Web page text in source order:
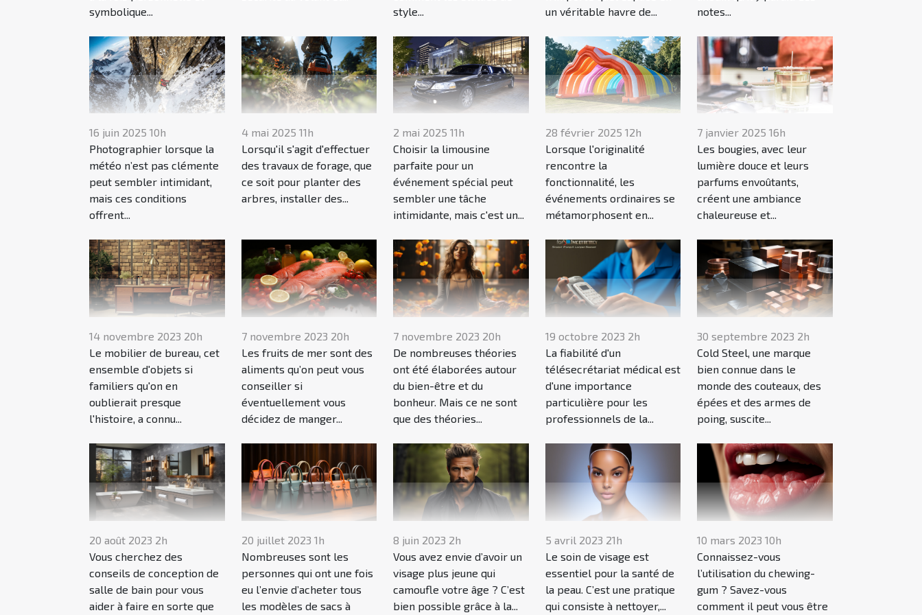
symbolique...
style...
un véritable havre de...
notes...
16 juin 2025 10h
Photographier lorsque la
météo n’est pas clémente
peut sembler intimidant,
mais ces conditions
offrent...
4 mai 2025 11h
Lorsqu'il s'agit d'effectuer
des travaux de forage, que
ce soit pour planter des
arbres, installer des...
2 mai 2025 11h
Choisir la limousine
parfaite pour un
événement spécial peut
sembler une tâche
intimidante, mais c'est un...
28 février 2025 12h
Lorsque l'originalité
rencontre la
fonctionnalité, les
événements ordinaires se
métamorphosent en...
7 janvier 2025 16h
Les bougies, avec leur
lumière douce et leurs
parfums envoûtants,
créent une ambiance
chaleureuse et...
14 novembre 2023 20h
Le mobilier de bureau, cet
ensemble d'objets si
familiers qu'on en
oublierait presque
l'histoire, a connu...
7 novembre 2023 20h
Les fruits de mer sont des
aliments qu’on peut vous
conseiller si
éventuellement vous
décidez de manger...
7 novembre 2023 20h
De nombreuses théories
ont été élaborées autour
du bien-être et du
bonheur. Mais ce ne sont
que des théories...
19 octobre 2023 2h
La fiabilité d'un
télésecrétariat médical est
d'une importance
particulière pour les
professionnels de la...
30 septembre 2023 2h
Cold Steel, une marque
bien connue dans le
monde des couteaux, des
épées et des armes de
poing, suscite...
20 août 2023 2h
Vous cherchez des
conseils de conception de
salle de bain pour vous
aider à faire en sorte que
20 juillet 2023 1h
Nombreuses sont les
personnes qui ont une fois
eu l’envie d’acheter tous
les modèles de sacs à
8 juin 2023 2h
Vous avez envie d’avoir un
visage plus jeune qui
camoufle votre âge ? C’est
bien possible grâce à la...
5 avril 2023 21h
Le soin de visage est
essentiel pour la santé de
la peau. C’est une pratique
qui consiste à nettoyer,...
10 mars 2023 10h
Connaissez-vous
l’utilisation du chewing-
gum ? Savez-vous
comment il peut vous être